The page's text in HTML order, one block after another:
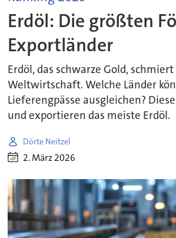
Erdöl: Die größten
Exportländer
Erdöl, das schwarze Gold,
Weltwirtschaft. Welche Länder
Lieferengpässe ausgleichen?
und exportieren das meiste Erdöl.
Dörte Neitzel
2. März 2026